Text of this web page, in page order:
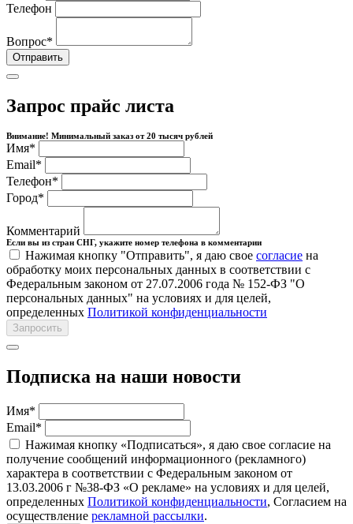
Телефон
Вопрос*
Отправить
Запрос прайс листа
Внимание! Минимальный заказ от 20 тысяч рублей
Имя*
Email*
Телефон*
Город*
Комментарий
Если вы из стран СНГ, укажите номер телефона в комментарии
Нажимая кнопку "Отправить", я даю свое согласие на
обработку моих персональных данных в соответствии с
Федеральным законом от 27.07.2006 года № 152-ФЗ "О
персональных данных" на условиях и для целей,
определенных Политикой конфиденциальности
Запросить
Подписка на наши новости
Имя*
Email*
Нажимая кнопку «Подписаться», я даю свое согласие на
получение сообщений информационного (рекламного)
характера в соответствии с Федеральным законом от
13.03.2006 г №38-ФЗ «О рекламе» на условиях и для целей,
определенных Политикой конфиденциальности, Согласием на
осуществление рекламной рассылки.